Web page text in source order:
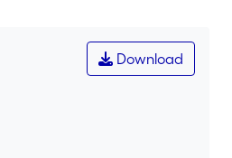
Download